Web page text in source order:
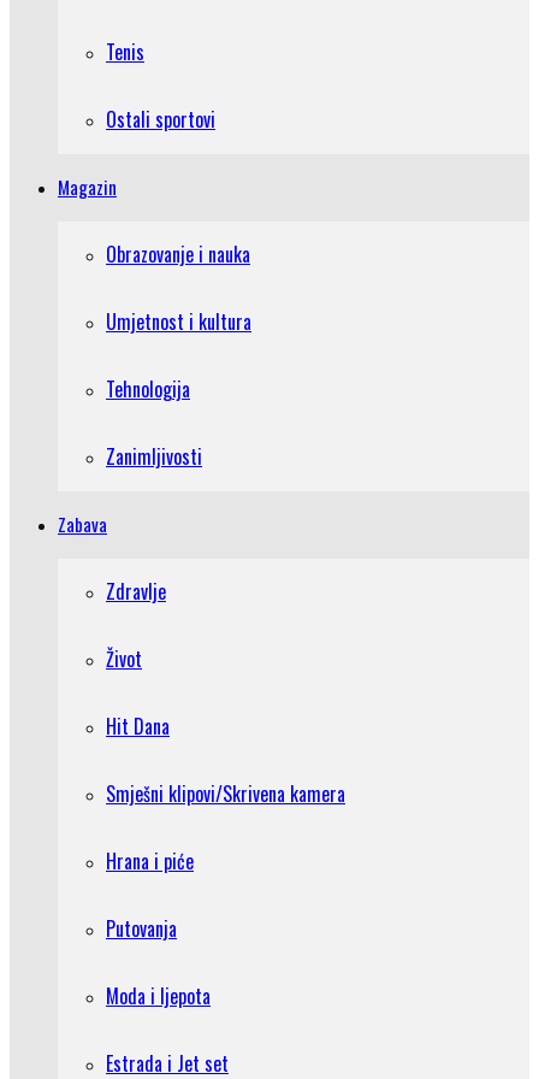
Tenis
Ostali sportovi
Magazin
Obrazovanje i nauka
Umjetnost i kultura
Tehnologija
Zanimljivosti
Zabava
Zdravlje
Život
Hit Dana
Smješni klipovi/Skrivena kamera
Hrana i piće
Putovanja
Moda i ljepota
Estrada i Jet set